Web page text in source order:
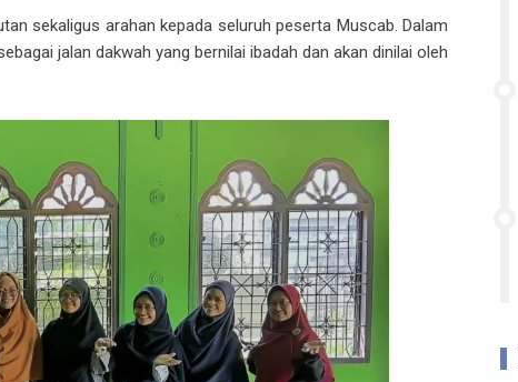
sekaligus arahan kepada seluruh peserta Muscab. Dalam
jalan dakwah yang bernilai ibadah dan akan dinilai oleh